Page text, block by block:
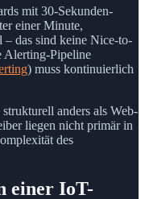
mit 30-Sekunden-
einer Minute,
– das sind keine Nice-to-
Alerting-Pipeline
) muss kontinuierlich
anders als Web-
liegen nicht primär in
des
einer IoT-